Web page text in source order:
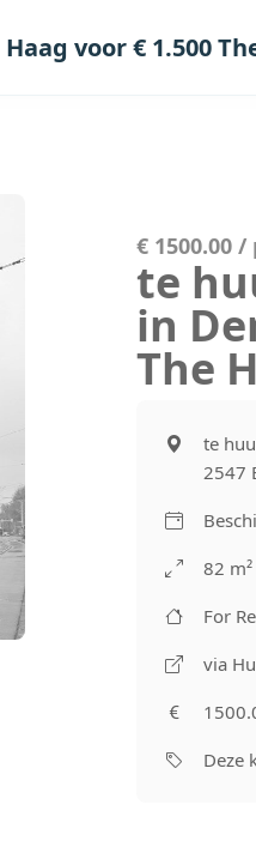
voor € 1.500
€ 1500.00
te
in
The
te
2547
82
For
via
Deze